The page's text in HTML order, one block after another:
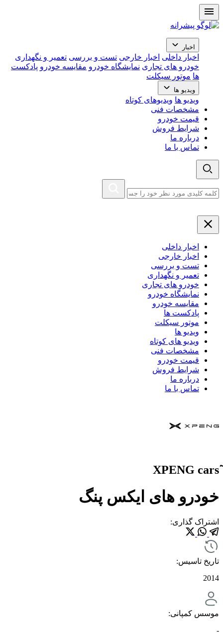
اخبار
اخبار داخلی اخبار خارجی تست و بررسی تعمیر و نگهداری
خودرو های تجاری نمایشگاه خودرو مقایسه خودرو پادکست
ها موتور سیکلت
ویدیو ها
ویدیو ها ویدیوهای کوتاه
مشخصات فنی
قیمت خودرو
شرایط فروش
درباره ما
تماس با ما
اخبار داخلی
اخبار خارجی
تست و بررسی
تعمیر و نگهداری
خودرو های تجاری
نمایشگاه خودرو
مقایسه خودرو
پادکست ها
موتور سیکلت
ویدیو ها
ویدیو های کوتاه
مشخصات فنی
قیمت خودرو
شرایط فروش
درباره ما
تماس با ما
خودرو های ایکس پنگ
اشتراک گذاری:
تاریخ تاسیس:
2014
موسس کمپانی:
-